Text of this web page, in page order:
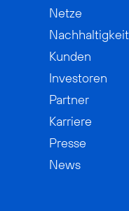
Netze
Nachhaltigkeit
Kunden
Investoren
Partner
Karriere
Presse
News